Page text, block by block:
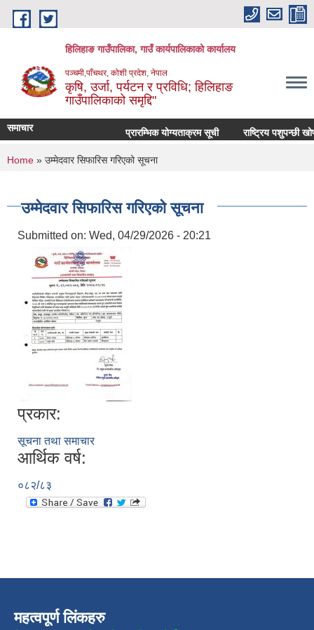
Skip to main content
हिलिहाङ गाउँपालिका, गाउँ कार्यपालिकाको कार्यालय
पञ्चमी,पाँचथर, कोशी प्रदेश, नेपाल
कृषि, उर्जा, पर्यटन र प्रविधि; हिलिहाङ
गाउँपालिकाको समृद्दि"
समाचार प्रारम्भिक योग्यताक्रम सूची राष्ट्रिय पशुपन्छी
You are here
Home » उम्मेदवार सिफारिस गरिएको सूचना
उम्मेदवार सिफारिस गरिएको सूचना
Submitted on: Wed, 04/29/2026 - 20:21
प्रकार:
सूचना तथा समाचार
आर्थिक वर्ष:
०८२/८३
महत्वपूर्ण लिंकहरु